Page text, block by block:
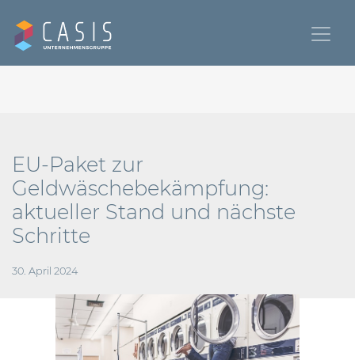
EU-Paket zur
Geldwäschebekämpfung:
aktueller Stand und nächste
Schritte
30. April 2024